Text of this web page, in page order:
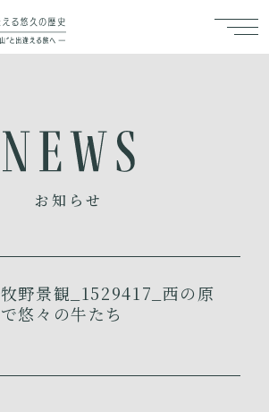
お知らせ
牧野景観_1529417_西の原
で悠々の牛たち